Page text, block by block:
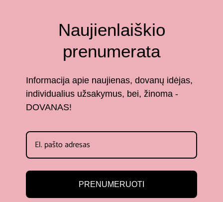
Naujienlaiškio
prenumerata
Informacija apie naujienas, dovanų idėjas,
individualius užsakymus, bei, žinoma -
DOVANAS!
PRENUMERUOTI